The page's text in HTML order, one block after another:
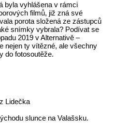
byla vyhlášena v rámci
filmů, již zná své
porota složená ze zástupců
snímky vybrala? Podívat se
2019 v Alternativě –
nejen ty vítězné, ale všechny
do fotosoutěže.
Lidečka
slunce na Valašsku.